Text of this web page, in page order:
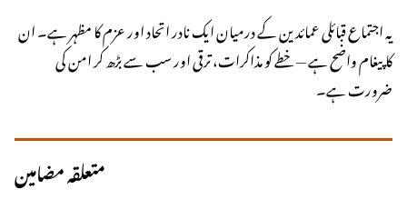
یہ اجتماع قبائلی عمائدین کے درمیان ایک نادر اتحاد اور عزم کا مظہر ہے۔ ان
کا پیغام واضح ہے — خطے کو مذاکرات، ترقی اور سب سے بڑھ کر امن کی
ضرورت ہے۔
متعلقہ مضامین